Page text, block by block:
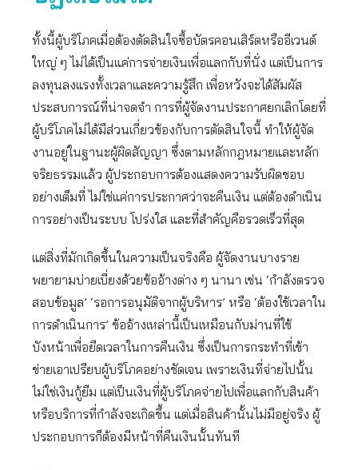
ทั้งนี้ผู้บริโภคเมื่อต้องตัดสินใจซื้อบัตรคอนเสิร์ตหรืออีเวนต์
ใหญ่ ๆ ไม่ได้เป็นแค่การจ่ายเงินเพื่อแลกกับที่นั่ง แต่เป็นการ
ลงทุนลงแรงทั้งเวลาและความรู้สึก เพื่อหวังจะได้สัมผัส
ประสบการณ์ที่น่าจดจำ การที่ผู้จัดงานประกาศยกเลิกโดยที่
ผู้บริโภคไม่ได้มีส่วนเกี่ยวข้องกับการตัดสินใจนี้ ทำให้ผู้จัด
งานอยู่ในฐานะผู้ผิดสัญญา ซึ่งตามหลักกฎหมายและหลัก
จริยธรรมแล้ว ผู้ประกอบการต้องแสดงความรับผิดชอบ
อย่างเต็มที่ ไม่ใช่แค่การประกาศว่าจะคืนเงิน แต่ต้องดำเนิน
การอย่างเป็นระบบ โปร่งใส และที่สำคัญคือรวดเร็วที่สุด
แต่สิ่งที่มักเกิดขึ้นในความเป็นจริงคือ ผู้จัดงานบางราย
พยายามบ่ายเบี่ยงด้วยข้ออ้างต่าง ๆ นานา เช่น ‘กำลังตรวจ
สอบข้อมูล’ ‘รอการอนุมัติจากผู้บริหาร’ หรือ ‘ต้องใช้เวลาใน
การดำเนินการ’ ข้ออ้างเหล่านี้เป็นเหมือนกับม่านที่ใช้
บังหน้าเพื่อยืดเวลาในการคืนเงิน ซึ่งเป็นการกระทำที่เข้า
ข่ายเอาเปรียบผู้บริโภคอย่างชัดเจน เพราะเงินที่จ่ายไปนั้น
ไม่ใช่เงินกู้ยืม แต่เป็นเงินที่ผู้บริโภคจ่ายไปเพื่อแลกกับสินค้า
หรือบริการที่กำลังจะเกิดขึ้น แต่เมื่อสินค้านั้นไม่มีอยู่จริง ผู้
ประกอบการก็ต้องมีหน้าที่คืนเงินนั้นทันที